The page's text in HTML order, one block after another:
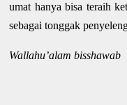
umat hanya bisa teraih
sebagai tonggak
Wallahu’alam bisshawab